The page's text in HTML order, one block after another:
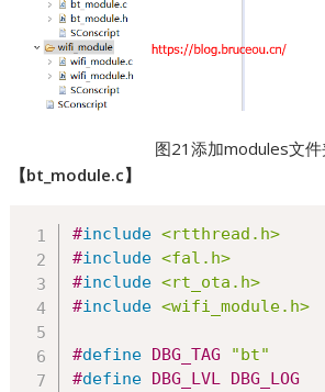
图21添加modules文件
【bt_module.c】
#include <rtthread.h>
#include <fal.h>
#include <rt_ota.h>
#include <wifi_module.h>
#define DBG_TAG
"bt"
#define DBG_LVL
DBG_LOG